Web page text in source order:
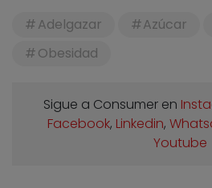
Adelgazar Azúcar
Obesidad
Sigue a Consumer en
Facebook, Linkedin,
Youtube